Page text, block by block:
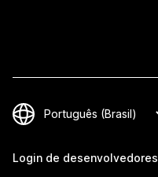
Login de desenvolvedores